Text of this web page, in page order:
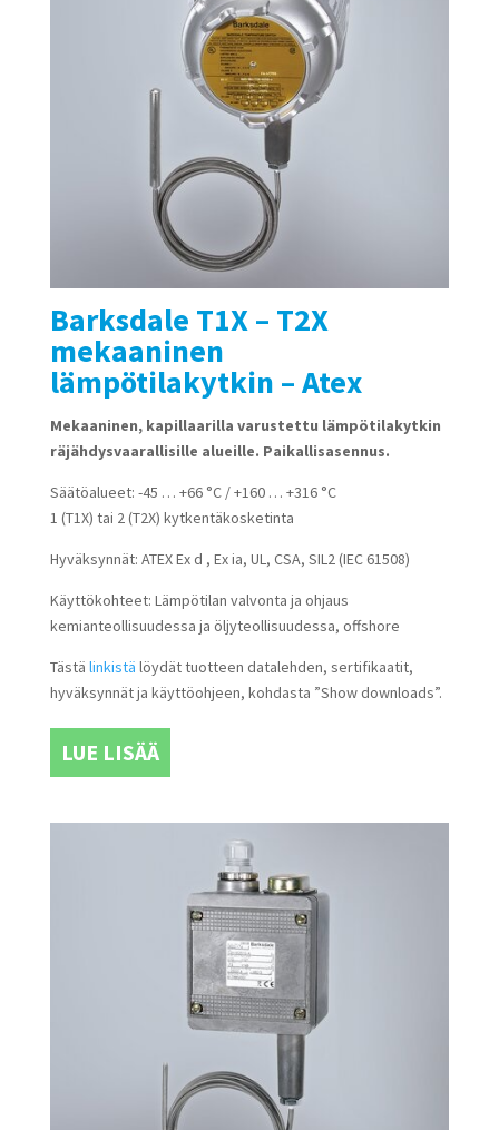
Barksdale T1X – T2X
mekaaninen
lämpötilakytkin – Atex
Mekaaninen, kapillaarilla varustettu lämpötilakytkin
räjähdysvaarallisille alueille. Paikallisasennus.
Säätöalueet: -45 … +66 °C / +160 … +316 °C
1 (T1X) tai 2 (T2X) kytkentäkosketinta
Hyväksynnät: ATEX Ex d , Ex ia, UL, CSA, SIL2 (IEC 61508)
Käyttökohteet: Lämpötilan valvonta ja ohjaus
kemianteollisuudessa ja öljyteollisuudessa, offshore
Tästä linkistä löydät tuotteen datalehden, sertifikaatit,
hyväksynnät ja käyttöohjeen, kohdasta ”Show downloads”.
LUE LISÄÄ